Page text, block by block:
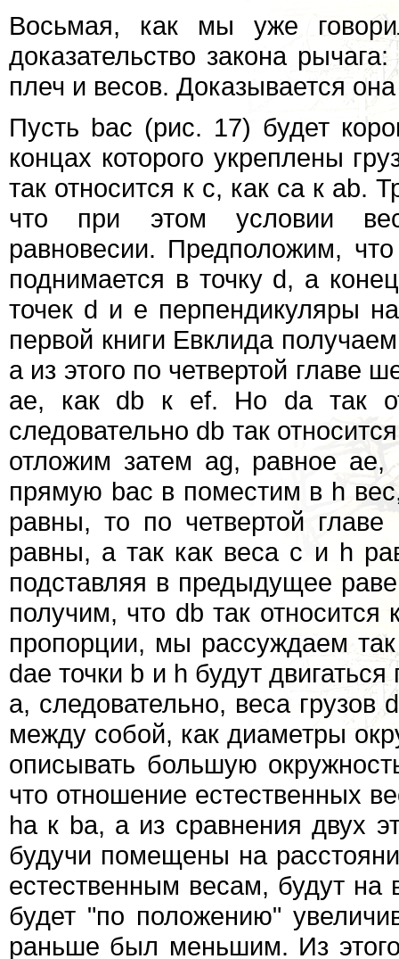
Восьмая, как мы уже
доказательство закона
плеч и весов. Доказывается
Пусть bас (рис. 17) будет
концах которого укреплены
так относится к с, как са к аb.
что при этом условии
равновесии. Предположим,
поднимается в точку d, а
точек d и е перпендикуляры
первой книги Евклида
а из этого по четвертой главе
ае, как db к ef. Но da так
следовательно db так
отложим затем ag, равное
прямую bас в поместим в h
равны, то по четвертой
равны, а так как веса с и h
подставляя в предыдущее
получим, что db так
пропорции, мы рассуждаем
dae точки b и h будут
а, следовательно, веса
между собой, как диаметры
описывать большую
что отношение естественных
ha к bа, а из сравнения двух
будучи помещены на
естественным весам, будут на
будет "по положению"
раньше был меньшим. Из